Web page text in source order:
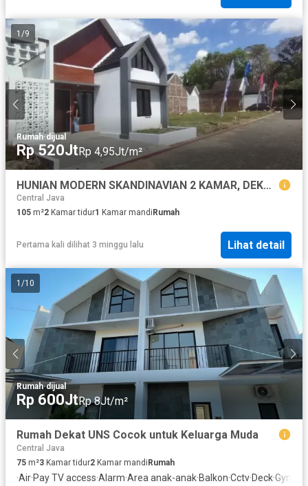
1 /9
Rumah·dijual
Rp 520JtRp 4,95Jt/m²
HUNIAN MODERN SKANDINAVIAN 2 KAMAR, DEKAT BRALING HOTEL PURBALINGGA
Central Java
105 m²2 Kamar tidur1 Kamar mandi Rumah
Pertama kali dilihat 3 minggu lalu Lihat detail
1 /10
Rumah·dijual
Rp 600JtRp 8Jt/m²
Rumah Dekat UNS Cocok untuk Keluarga Muda
Central Java
75 m²3 Kamar tidur2 Kamar mandi Rumah
·Air·Pay TV access·Alarm·Area anak-anak·Balkon·Cctv·Deck·Gym